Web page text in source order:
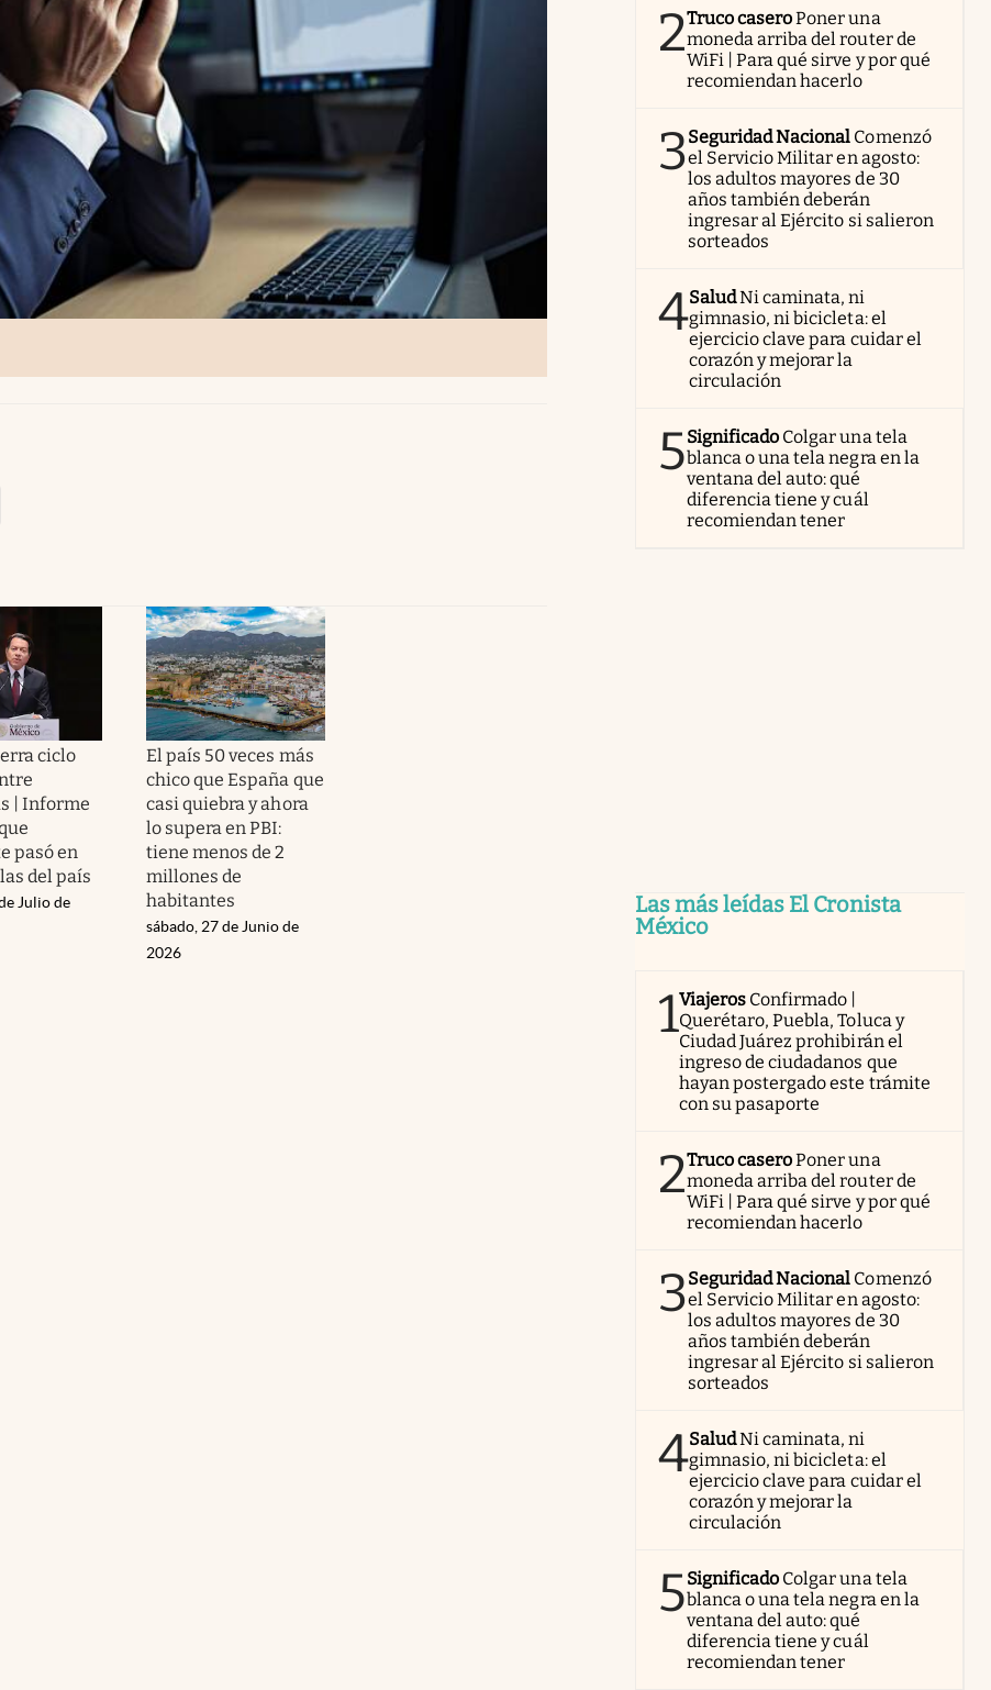
ciclo
| Informe
pasó en
del país
Julio de
El país 50 veces más
chico que España que
casi quiebra y ahora
lo supera en PBI:
tiene menos de 2
millones de
habitantes
sábado, 27 de Junio de
2026
2Truco caseroPoner una
moneda arriba del router de
WiFi | Para qué sirve y por qué
recomiendan hacerlo
3Seguridad Nacional Comenzó
el Servicio Militar en agosto:
los adultos mayores de 30
años también deberán
ingresar al Ejército si salieron
sorteados
4SaludNi caminata, ni
gimnasio, ni bicicleta: el
ejercicio clave para cuidar el
corazón y mejorar la
circulación
5Significado Colgar una tela
blanca o una tela negra en la
ventana del auto: qué
diferencia tiene y cuál
recomiendan tener
Las más leídas El Cronista
México
1Viajeros Confirmado |
Querétaro, Puebla, Toluca y
Ciudad Juárez prohibirán el
ingreso de ciudadanos que
hayan postergado este trámite
con su pasaporte
2Truco caseroPoner una
moneda arriba del router de
WiFi | Para qué sirve y por qué
recomiendan hacerlo
3Seguridad Nacional Comenzó
el Servicio Militar en agosto:
los adultos mayores de 30
años también deberán
ingresar al Ejército si salieron
sorteados
4SaludNi caminata, ni
gimnasio, ni bicicleta: el
ejercicio clave para cuidar el
corazón y mejorar la
circulación
5Significado Colgar una tela
blanca o una tela negra en la
ventana del auto: qué
diferencia tiene y cuál
recomiendan tener